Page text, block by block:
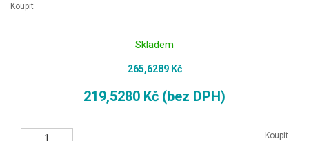
Koupit
Skladem
265,6289 Kč
219,5280 Kč (bez DPH)
Koupit